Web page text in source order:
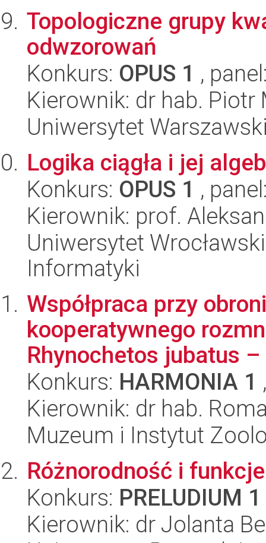
Topologiczne grupy
odwzorowań
Konkurs: OPUS 1 ,
Kierownik: dr hab. Piotr
Uniwersytet
Logika ciągła i jej
Konkurs: OPUS 1 ,
Kierownik: prof.
Uniwersytet
Informatyki
Współpraca przy
kooperatywnego
Rhynochetos jubatus
Konkurs: HARMONIA 1
Kierownik: dr hab.
Muzeum i Instytut
Różnorodność i
Konkurs: PRELUDIUM 1
Kierownik: dr Jolanta